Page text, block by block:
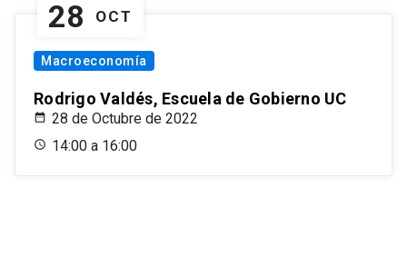
28 OCT
Macroeconomía
Rodrigo Valdés, Escuela de Gobierno UC
28 de Octubre de 2022
14:00 a 16:00